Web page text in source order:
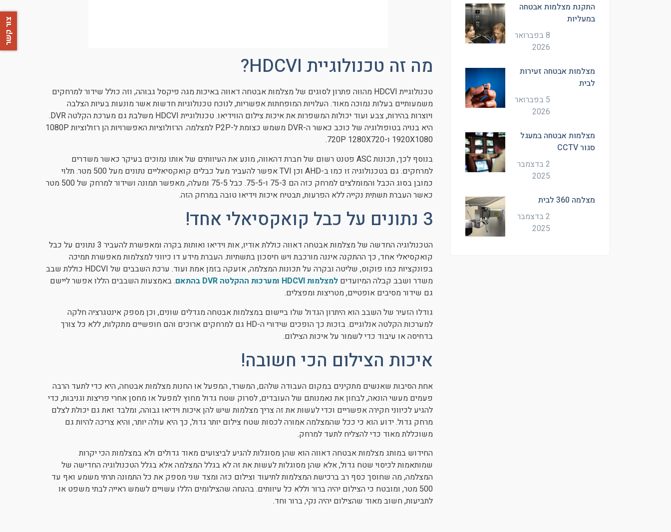
התקנת מצלמות אבטחה
במעליות
8 בפברואר
2026
מצלמות אבטחה זעירות
לבית
5 בפברואר
2026
מצלמות אבטחה במעגל
סגור CCTV
2 בדצמבר
2025
מצלמה 360 לבית
2 בדצמבר
2025
מה זה טכנולוגיית HDCVI?
טכנולוגיית HDCVI מהווה פתרון לסוגים של מצלמות אבטחה דאווה באיכות מגה פיקסל גבוהה, וזה כולל שידור למרחקים
משמעותיים בעלות נמוכה מאוד. העלויות המופחתות אפשריות, לנוכח טכנולוגיות חדשות אשר מונעות בעיות הצלבה
ויוצרות בהירות, צבע ועוד יכולות המשפרות את איכות צילום הווידיאו. טכנולוגיית HDCVI משלבת גם מערכת הקלטה DVR.
היא בנויה בטופולוגיה של כוכב כאשר ה-DVR משמש כצומת ל-P2P למצלמה. הרזולוציות האפשרויות הן רזולוציות 1080P
1920X1080 ו-720P 1280X720.
בנוסף לכך, תכונות ASC פטנט רשום של חברת דהאווה, מונע את העיוותים של אותו נמוכים בעיקר כאשר משדרים
למרחקים. גם בטכנולוגיה זו כמו ב-AHD וכן TVI אפשר להעביר מעל כבלים קואקסיאליים נתונים מעל 500 מטר. תלוי
כמובן בסוג הכבל והמומלצים למרחק כזה הם 75-3 ו-75-5. כבל 75-5 ומעלה, מאפשר תמונה ושידור למרחק של 500 מטר
כאשר העברת תשתית נקייה ללא הפרעות, תבטיח איכות וידיאו טובה במרחק הזה.
3 נתונים על כבל קואקסיאלי אחד!
הטכנולוגיה החדשה של מצלמות אבטחה דאווה כוללת אודיו, אות וידיאו ואותות בקרה ומאפשרת להעביר 3 נתונים על כבל
קואקסיאלי אחד, כך ההתקנה איננה מורכבת ויש חיסכון בתשתיות. העברת מידע דו כיווני למצלמות מאפשרת תמיכה
בפונקציות כמו פוקוס, שליטה ובקרה על תכונות המצלמה, אזעקה בזמן אמת ועוד. ערכת השבבים של HDCVI כוללת שבב
משדר ושבב קבלה המיועדים למצלמות HDCVI ומערכות ההקלטה DVR בהתאם
. באמצעות השבבים הללו אפשר ליישם
גם שידור מסיבים אופטיים, מטריצות ומפצלים.
גודלו הזעיר של השבב הוא היתרון הגדול שלו ביישום במצלמות אבטחה מגדלים שונים, וכן מספק אינטגרציה חלקה
למערכות הקלטה אנלוגיים. בזכות כך הופכים שידורי ה-HD גם למרחקים ארוכים והם חופשיים מתקלות, ללא כל צורך
בדחיסה או עיבוד כדי לשמור על איכות הצילום.
איכות הצילום הכי חשובה!
אחת הסיבות שאנשים מתקינים במקום העבודה שלהם, המשרד, המפעל או החנות מצלמות אבטחה, היא כדי לתעד הרבה
פעמים מעשי הונאה, לבחון את נאמנותם של העובדים, לסרוק שטח גדול מחוץ למפעל או מחסן אחרי פריצות וגניבות, כדי
להגיע לכיווני חקירה אפשריים וכדי לעשות את זה צריך מצלמות שיש להן איכות וידיאו גבוהה, ומלבד זאת גם יכולת לצלם
מרחק גדול. ידוע הוא כי ככל שהמצלמה אמורה לכסות שטח צילום יותר גדול, כך היא עולה יותר, והיא צריכה להיות גם
משוכללת מאוד כדי להצליח לתעד למרחק.
החידוש במותג מצלמות אבטחה דאווה הוא שהן מסוגלות להגיע לביצועים מאוד גדולים ולא במצלמות הכי יקרות
שמותאמות לכיסוי שטח גדול, אלא שהן מסוגלות לעשות את זה לא בגלל המצלמה אלא בגלל הטכנולוגיה החדישה של
המצלמה, מה שחוסך כסף רב ברכישת המצלמות לתיעוד וצילום כזה ומצד שני מספק את כל התמונה תרתי משמע ואף עד
500 מטר, ומובטח כי הצילום יהיה ברור וללא כל עיוותים. בהנחה שהצילומים הללו עשויים לשמש ראייה לבתי משפט או
לתביעות, חשוב מאוד שהצילום יהיה נקי, ברור וחד.
צור קשר